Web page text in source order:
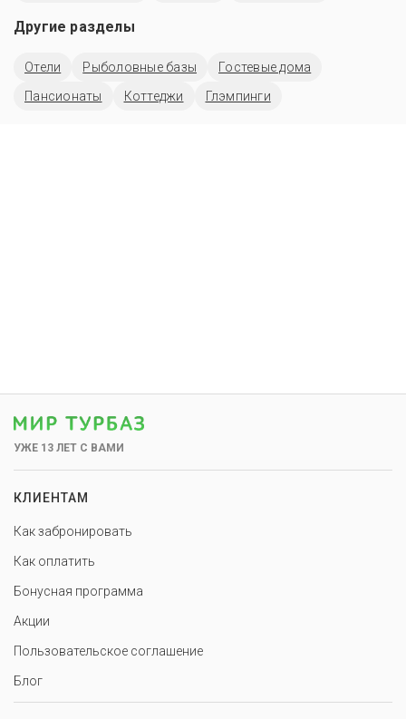
Другие разделы
Отели Рыболовные базы
Гостевые дома
Пансионаты
Коттеджи Глэмпинги
УЖЕ 13 ЛЕТ С ВАМИ
КЛИЕНТАМ
Как забронировать
Как оплатить
Бонусная программа
Акции
Пользовательское соглашение
Блог